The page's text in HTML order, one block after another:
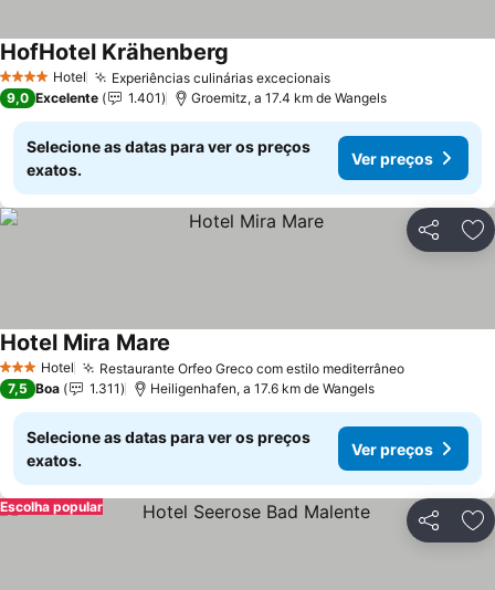
4 EstrelasHotel Experiências culinárias excecionaisVer preços
HofHotel Krähenberg
9,0 Excelente 1.401 Groemitz, a 17.4 km de Wangels
Selecione as datas para ver os preços
exatos.
Ver preços
Partilhar
3 EstrelasHotel Restaurante Orfeo Greco com estilo mediterrâneoVer preços
Hotel Mira Mare
7,5 Boa 1.311 Heiligenhafen, a 17.6 km de Wangels
Selecione as datas para ver os preços
exatos.
Ver preços
Partilhar
Escolha popular